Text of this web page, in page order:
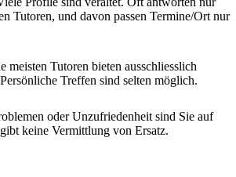
Tutoren, und davon passen Termine/Ort nur
meisten Tutoren bieten ausschliesslich
Treffen sind selten möglich.
oder Unzufriedenheit sind Sie auf
keine Vermittlung von Ersatz.